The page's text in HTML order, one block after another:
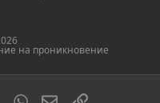
на проникновение
WhatsAppЭлектронная
Ссылка